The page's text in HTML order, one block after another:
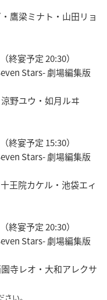
鷹梁ミナト・山田リョ
終宴予定 20:30）
Stars- 劇場編集版
野ユウ・如月ルヰ
終宴予定 15:30）
Stars- 劇場編集版
王院カケル・池袋エィ
終宴予定 20:30）
Stars- 劇場編集版
寺レオ・大和アレクサ
い。